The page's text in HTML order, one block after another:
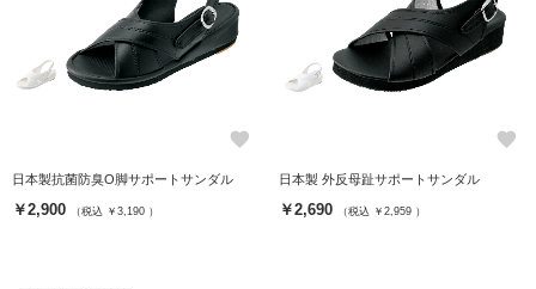
favorite
日本製抗菌防臭O脚サポートサンダル
￥2,900 （税込 ￥3,190 ）
favorite
日本製 外反母趾サポートサンダル
￥2,690 （税込 ￥2,959 ）